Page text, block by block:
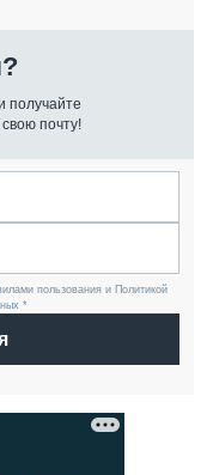
получайте
почту!
пользования и Политикой
*